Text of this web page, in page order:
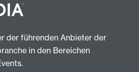
der führenden Anbieter der
in den Bereichen